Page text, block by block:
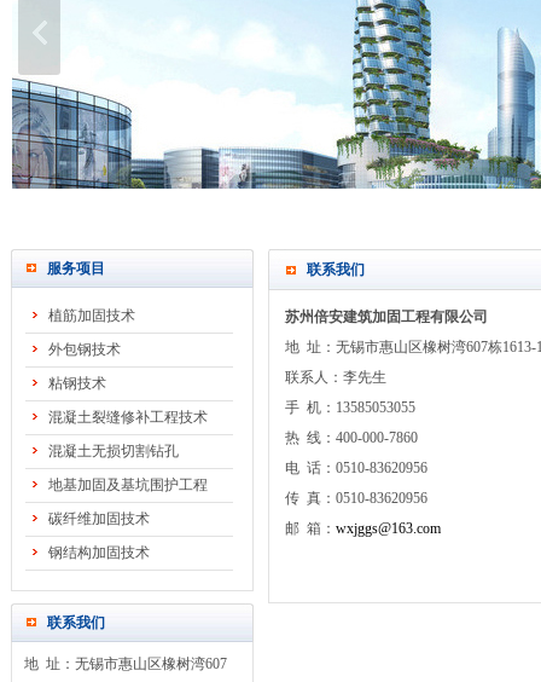
服务项目
植筋加固技术
外包钢技术
粘钢技术
混凝土裂缝修补工程技术
混凝土无损切割钻孔
地基加固及基坑围护工程
碳纤维加固技术
钢结构加固技术
联系我们
地 址：无锡市惠山区橡树湾607
联系我们
苏州倍安建筑加固工程有限公司
地 址：无锡市惠山区橡树湾607栋1613-
联系人：李先生
手 机：13585053055
热 线：400-000-7860
电 话：0510-83620956
传 真：0510-83620956
邮 箱： wxjggs@163.com